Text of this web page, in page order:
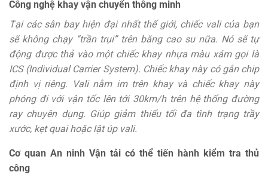
Công nghệ khay vận chuyển thông minh
Tại các sân bay hiện đại nhất thế giới, chiếc vali của bạn
sẽ không chạy “trần trụi” trên băng cao su nữa. Nó sẽ tự
động được thả vào một chiếc khay nhựa màu xám gọi là
ICS (Individual Carrier System). Chiếc khay này có gắn chip
định vị riêng. Vali nằm im trên khay và chiếc khay này
phóng đi với vận tốc lên tới 30km/h trên hệ thống đường
ray chuyên dụng. Giúp giảm thiểu tối đa tình trạng trầy
xước, kẹt quai hoặc lật úp vali.
Cơ quan An ninh Vận tải có thể tiến hành kiểm tra thủ
công